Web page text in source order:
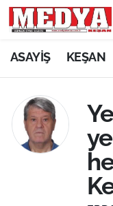
ASAYİŞ KEŞAN
KEŞAN
ASAYİŞ
SİYASET
GÜNDEM